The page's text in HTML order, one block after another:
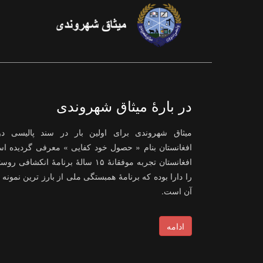
در بارۀ میثاق شهروندی
میثاق شهروندی برای اولین بار در سند پالیسی
افغانستان بنام « حصول خود کفایی » معرفی گردیده
افغانستان تجربه موفقانۀ ۱۵ سالۀ برنامۀ انکشافی
را دارا بوده که برنامۀ همبستگی ملی از بارز ترین
آن است.
ادامه